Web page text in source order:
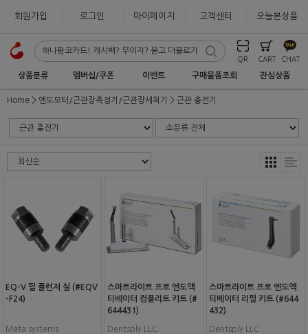
회원가입 로그인 마이페이지 고객센터 오늘본상품
QR CART CHAT
상품분류 멤버십/쿠폰 이벤트 구매물품조회 관심상품
Home 엔도모터/근관장측정기/근관장세척기 근관 충전기
EQ-V 필 플런저 실 (#EQV
-F24)
Meta systems
스마트라이트 프로 엔도액
티베이터 컴플리트 키트 (#
644431)
Dentsply LLC
스마트라이트 프로 엔도액
티베이터 리필 키트 (#644
432)
Dentsply LLC